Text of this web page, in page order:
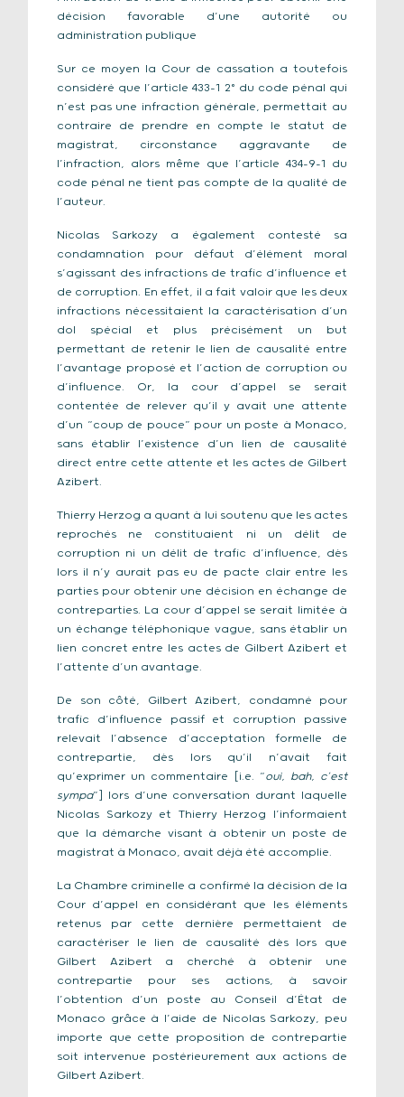
décision favorable d’une autorité ou
administration publique
Sur ce moyen la Cour de cassation a toutefois
considéré que l’article 433-1 2° du code pénal qui
n’est pas une infraction générale, permettait au
contraire de prendre en compte le statut de
magistrat, circonstance aggravante de
l’infraction, alors même que l’article 434-9-1 du
code pénal ne tient pas compte de la qualité de
l’auteur.
Nicolas Sarkozy a également contesté sa
condamnation pour défaut d’élément moral
s’agissant des infractions de trafic d’influence et
de corruption. En effet, il a fait valoir que les deux
infractions nécessitaient la caractérisation d’un
dol spécial et plus précisément un but
permettant de retenir le lien de causalité entre
l’avantage proposé et l’action de corruption ou
d’influence. Or, la cour d’appel se serait
contentée de relever qu’il y avait une attente
d’un “coup de pouce” pour un poste à Monaco,
sans établir l’existence d’un lien de causalité
direct entre cette attente et les actes de Gilbert
Azibert.
Thierry Herzog a quant à lui soutenu que les actes
reprochés ne constituaient ni un délit de
corruption ni un délit de trafic d’influence, dès
lors il n’y aurait pas eu de pacte clair entre les
parties pour obtenir une décision en échange de
contreparties. La cour d’appel se serait limitée à
un échange téléphonique vague, sans établir un
lien concret entre les actes de Gilbert Azibert et
l’attente d’un avantage.
De son côté, Gilbert Azibert, condamné pour
trafic d’influence passif et corruption passive
relevait l’absence d’acceptation formelle de
contrepartie, dès lors qu’il n’avait fait
qu’exprimer un commentaire [i.e. “oui, bah, c’est
sympa”] lors d’une conversation durant laquelle
Nicolas Sarkozy et Thierry Herzog l’informaient
que la démarche visant à obtenir un poste de
magistrat à Monaco, avait déjà été accomplie.
La Chambre criminelle a confirmé la décision de la
Cour d’appel en considérant que les éléments
retenus par cette dernière permettaient de
caractériser le lien de causalité dès lors que
Gilbert Azibert a cherché à obtenir une
contrepartie pour ses actions, à savoir
l’obtention d’un poste au Conseil d’État de
Monaco grâce à l’aide de Nicolas Sarkozy, peu
importe que cette proposition de contrepartie
soit intervenue postérieurement aux actions de
Gilbert Azibert.